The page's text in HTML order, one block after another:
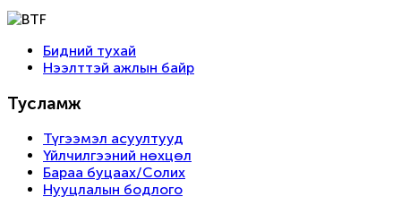
Бидний тухай
Нээлттэй ажлын байр
Тусламж
Түгээмэл асуултууд
Үйлчилгээний нөхцөл
Бараа буцаах/Солих
Нууцлалын бодлого